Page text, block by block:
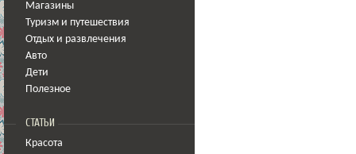
Магазины
Туризм и путешествия
Отдых и развлечения
Авто
Дети
Полезное
СТАТЬИ
Красота